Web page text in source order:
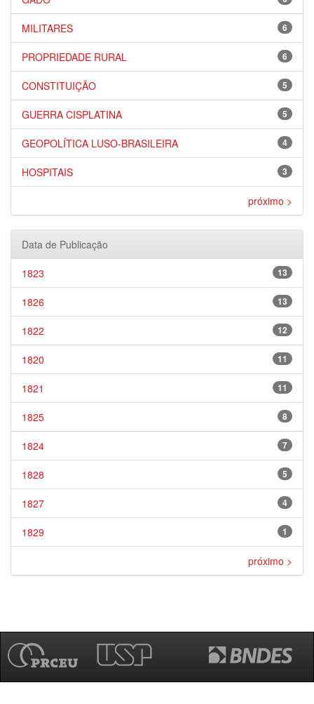
6
MILITARES
6
PROPRIEDADE RURAL
5
CONSTITUIÇÃO
5
GUERRA CISPLATINA
4
GEOPOLÍTICA LUSO-BRASILEIRA
3
HOSPITAIS
próximo >
Data de Publicação
13
1823
13
1826
12
1822
11
1820
11
1821
8
1825
7
1824
5
1828
4
1827
1
1829
próximo >